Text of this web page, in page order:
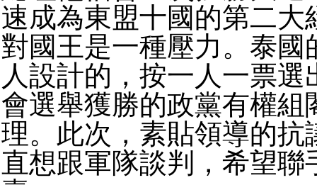
速成為東盟十國的第二大
對國王是一種壓力。泰國
人設計的，按一人一票選
會選舉獲勝的政黨有權組
理。此次，素貼領導的抗
直想跟軍隊談判，希望聯